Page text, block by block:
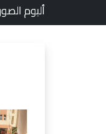
ألبوم